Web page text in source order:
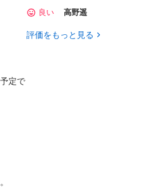
定で
良い 高野遥
評価をもっと見る